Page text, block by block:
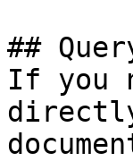
##
If you